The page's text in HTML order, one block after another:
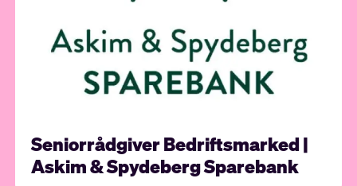
Seniorrådgiver Bedriftsmarked |
Askim & Spydeberg Sparebank